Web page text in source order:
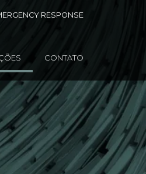
RESPONSE
CONTATO